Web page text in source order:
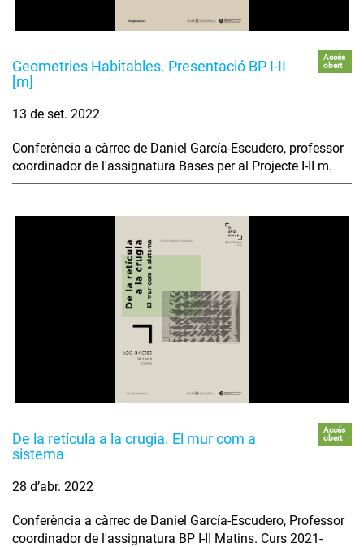
Geometries Habitables. Presentació BP I-II
[m]
Accés
obert
13 de set. 2022
Conferència a càrrec de Daniel García-Escudero, professor
coordinador de l'assignatura Bases per al Projecte I-II m.
De la retícula a la crugia. El mur com a
sistema
Accés
obert
28 d’abr. 2022
Conferència a càrrec de Daniel García-Escudero, Professor
coordinador de l'assignatura BP I-II Matins. Curs 2021-